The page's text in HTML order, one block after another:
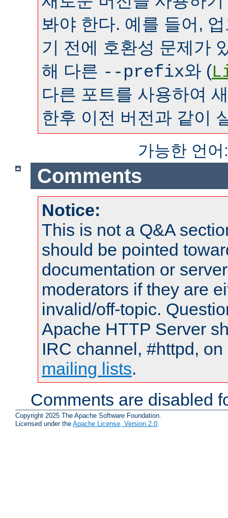
봐야 한다. 예를 들어,
기 전에 호환성 문제가
해 다른 --prefix와 (
다른 포트를 사용하여
한후 이전 버전과 같이
가능한 언
Comments
Notice:
This is not a Q&A
should be pointed
documentation or
moderators if they are
invalid/off-topic.
Apache HTTP Server
IRC channel, #httpd,
mailing lists.
Comments are disabled
Copyright 2025 The Apache Software Foundation.
Licensed under the Apache License, Version 2.0